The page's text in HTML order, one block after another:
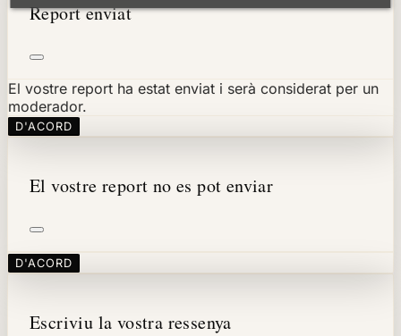
Report enviat
El vostre report ha estat enviat i serà considerat per un
moderador.
D'ACORD
El vostre report no es pot enviar
D'ACORD
Escriviu la vostra ressenya